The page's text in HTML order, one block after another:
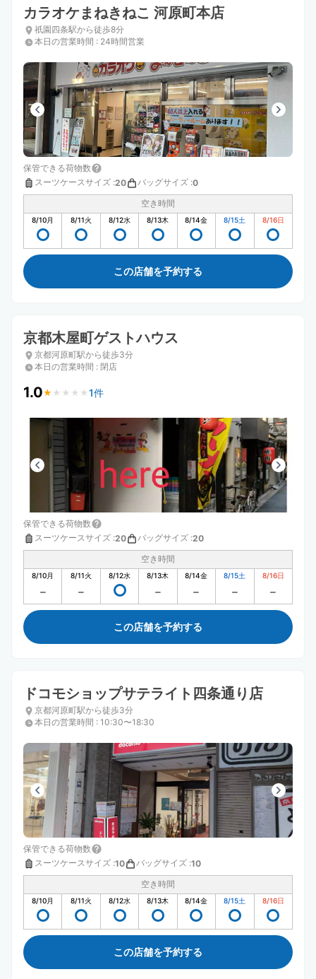
カラオケまねきねこ 河原町本店
祇園四条駅から徒歩8分
本日の営業時間 : 24時間営業
保管できる荷物数
スーツケースサイズ :20 バッグサイズ :0
空き時間
8/10月 8/11火 8/12水 8/13木 8/14金 8/15土 8/16日
この店舗を予約する
京都木屋町ゲストハウス
京都河原町駅から徒歩3分
本日の営業時間 : 閉店
1.0★ ★ ★ ★ ★
★ ★ ★ ★ ★ 1件
保管できる荷物数
スーツケースサイズ :20 バッグサイズ :20
空き時間
8/10月 8/11火 8/12水 8/13木 8/14金 8/15土 8/16日
この店舗を予約する
ドコモショップサテライト四条通り店
京都河原町駅から徒歩3分
本日の営業時間 : 10:30〜18:30
保管できる荷物数
スーツケースサイズ :10 バッグサイズ :10
空き時間
8/10月 8/11火 8/12水 8/13木 8/14金 8/15土 8/16日
この店舗を予約する